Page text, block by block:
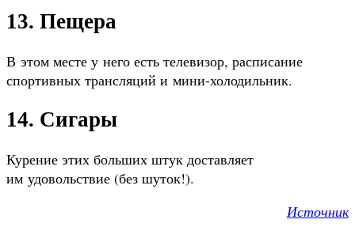
13. Пещера
В этом месте у него есть телевизор, расписание
спортивных трансляций и мини-холодильник.
14. Сигары
Курение этих больших штук доставляет
им удовольствие (без шуток!).
Источник